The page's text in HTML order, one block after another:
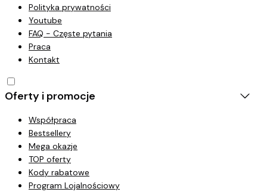
Polityka prywatności
Youtube
FAQ - Częste pytania
Praca
Kontakt
Oferty i promocje
Współpraca
Bestsellery
Mega okazje
TOP oferty
Kody rabatowe
Program Lojalnościowy